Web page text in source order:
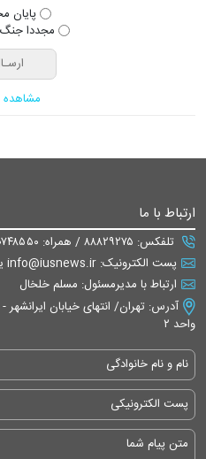
پایان
مجددا
مشاهده
ارتباط با ما
تلفکس: ۸۸۸۲۹۲۷۵ / همراه: ۰۹۳۷۰۷۴۸۵۵۰
پست الکترونیک: info@iusnews.ir یا eiusnews@gmail.com
ارتباط با مدیرمسئول: مسلم خلخال
واحد ۲